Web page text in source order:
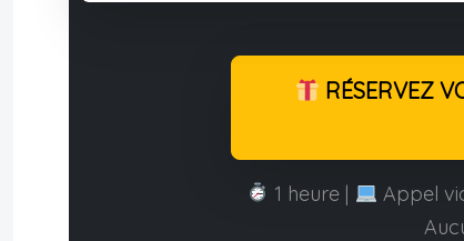
RÉSERVEZ
1 heure | Appel